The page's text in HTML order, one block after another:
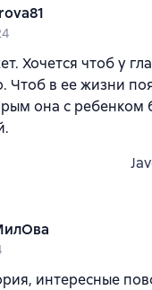
Хочется чтоб у
Чтоб в ее жизни
она с ребенком
интересные